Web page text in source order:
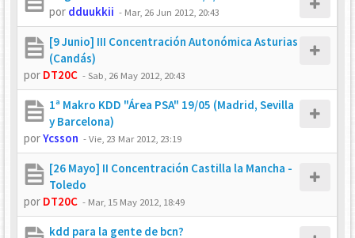
por dduukkii - Mar, 26 Jun 2012, 20:43
[9 Junio] III Concentración Autonómica Asturias
(Candás)
por DT20C -Sab, 26 May 2012, 20:43
1ª Makro KDD "Área PSA" 19/05 (Madrid, Sevilla
y Barcelona)
porYcsson -Vie, 23 Mar 2012, 23:19
[26 Mayo] II Concentración Castilla la Mancha -
Toledo
por DT20C - Mar, 15 May 2012, 18:49
kdd para la gente de bcn?